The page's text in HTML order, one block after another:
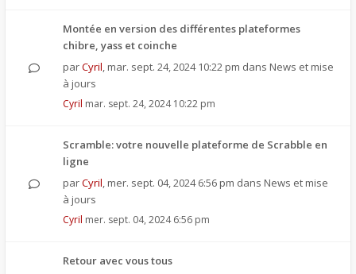
Montée en version des différentes plateformes
chibre, yass et coinche
parCyril, mar. sept. 24, 2024 10:22 pm dans News et mise
à jours
Cyril mar. sept. 24, 2024 10:22 pm
Scramble: votre nouvelle plateforme de Scrabble en
ligne
parCyril, mer. sept. 04, 2024 6:56 pm dans News et mise
à jours
Cyril mer. sept. 04, 2024 6:56 pm
Retour avec vous tous